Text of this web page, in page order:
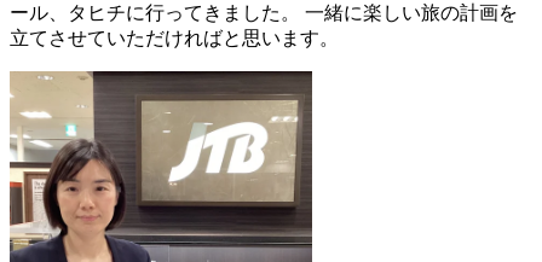
ール、タヒチに行ってきました。 一緒に楽しい旅の計画を
立てさせていただければと思います。